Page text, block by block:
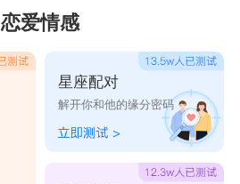
恋爱情感
星座配对
解开你和他的缘分密码